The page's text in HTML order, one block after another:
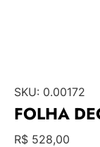
SKU: 0.00172
FOLHA
R$ 528,00